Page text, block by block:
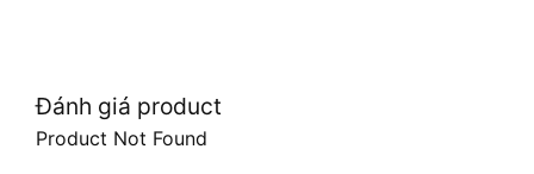
Đánh giá product
Product Not Found